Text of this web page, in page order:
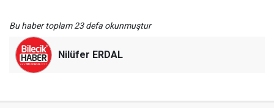
Bu haber toplam 23 defa okunmuştur
Nilüfer ERDAL